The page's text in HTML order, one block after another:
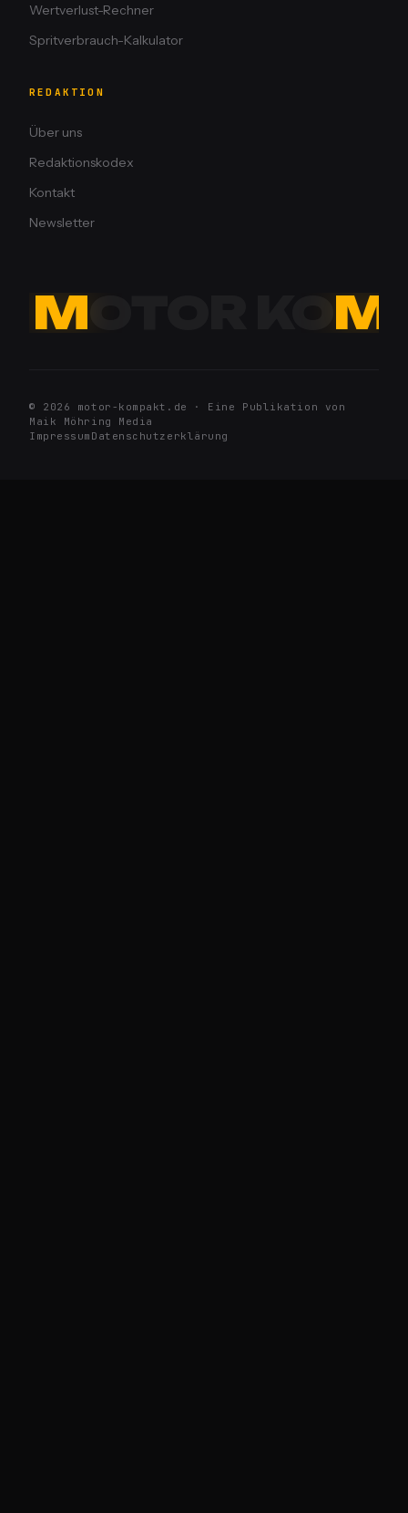
Wertverlust-Rechner
Spritverbrauch-Kalkulator
REDAKTION
Über uns
Redaktionskodex
Kontakt
Newsletter
MOTOR KOM
© 2026 motor-kompakt.de · Eine Publikation von
Maik Möhring Media
Impressum Datenschutzerklärung